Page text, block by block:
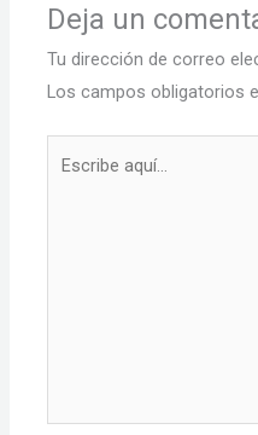
Deja un
Tu dirección de correo
Los campos obligatorios